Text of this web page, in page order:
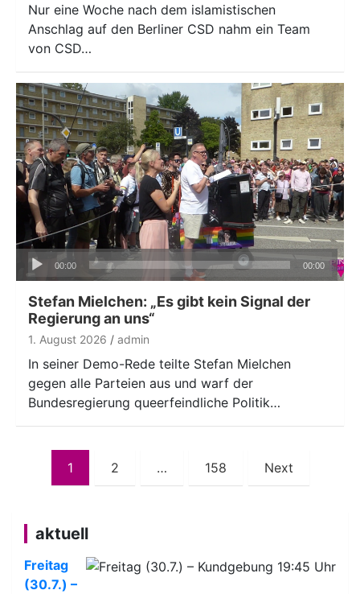
Nur eine Woche nach dem islamistischen
Anschlag auf den Berliner CSD nahm ein Team
von CSD…
Audio-
Player
00:00 00:00
Stefan Mielchen: „Es gibt kein Signal der
Regierung an uns“
1. August 2026 admin
In seiner Demo-Rede teilte Stefan Mielchen
gegen alle Parteien aus und warf der
Bundesregierung queerfeindliche Politik…
Seitennummerierung
der
Beiträge
1 2 … 158 Next
aktuell
Freitag
(30.7.) –